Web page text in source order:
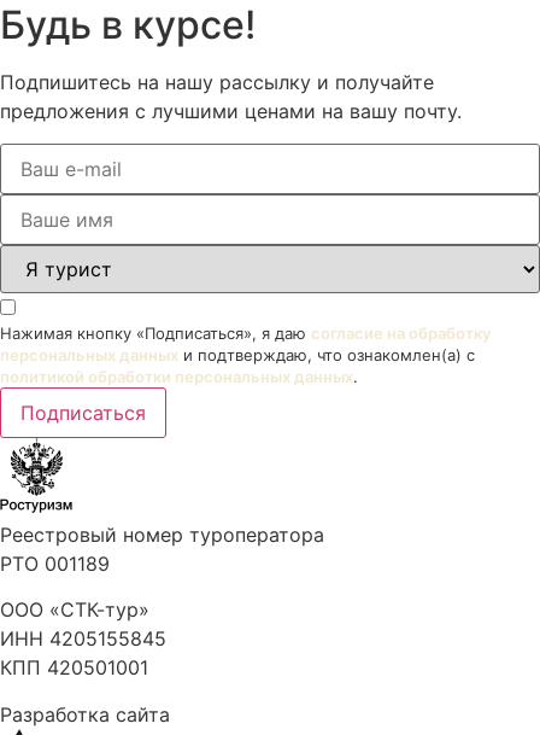
Будь в курсе!
Подпишитесь на нашу рассылку и получайте
предложения с лучшими ценами на вашу почту.
Нажимая кнопку «Подписаться», я даю согласие на обработку
персональных данных и подтверждаю, что ознакомлен(а) с
политикой обработки персональных данных.
Подписаться
Реестровый номер туроператора
РТО 001189
ООО «СТК-тур»
ИНН 4205155845
КПП 420501001
Разработка сайта